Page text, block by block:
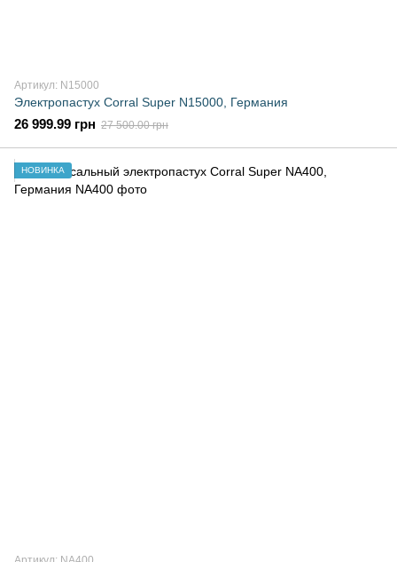
Артикул: N15000
Электропастух Corral Super N15000, Германия
26 999.99 грн 27 500.00 грн
НОВИНКА